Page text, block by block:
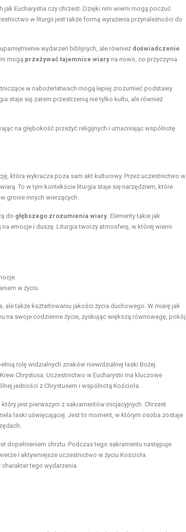
Eucharystia czy chrzest. Dzięki nim wierni mogą poczuć
w liturgii jest także formą wyrażenia przynależności do
wydarzeń biblijnych, ale również doświadczenie
mogą przeżywać tajemnice wiary na nowo, co przyczynia
w nabożeństwach mogą lepiej zrozumieć podstawy
staje się zatem przestrzenią nie tylko kultu, ale również
na głębokość przeżyć religijnych i umacniając wspólnotę
która wykracza poza sam akt kulturowy. Przez uczestnictwo w
To w tym kontekście liturgia staje się narzędziem, które
gronie innych wierzących.
do głębszego zrozumienia wiary . Elementy takie jak
emocje i duszę. Liturgia tworzy atmosferę, w której wierni
w życiu.
także kształtowaniu jakości życia duchowego. W miarę jak
na swoje codzienne życie, zyskując większą równowagę, pokój
rolę widzialnych znaków niewidzialnej łaski Bożej.
Chrystusa. Uczestnictwo w Eucharystii ma kluczowe
jedności z Chrystusem i wspólnotą Kościoła.
, który jest pierwszym z sakramentów inicjacyjnych. Chrzest
łaski uświęcającej. Jest to moment, w którym osoba zostaje
dopełnieniem chrztu. Podczas tego sakramentu następuje
i aktywniejsze uczestnictwo w życiu Kościoła.
tego wydarzenia.